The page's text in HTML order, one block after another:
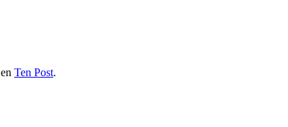
en Ten Post.